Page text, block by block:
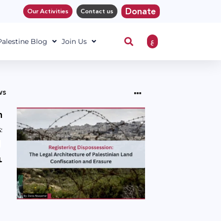
Our Activities Contact us Donate
Blog Join Us ع